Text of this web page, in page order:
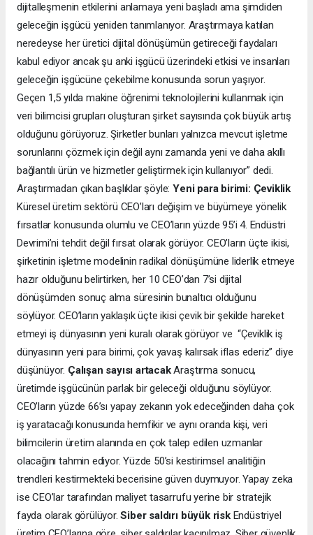
dijitalleşmenin etkilerini anlamaya yeni başladı ama şimdiden
geleceğin işgücü yeniden tanımlanıyor. Araştırmaya katılan
neredeyse her üretici dijital dönüşümün getireceği faydaları
kabul ediyor ancak şu anki işgücü üzerindeki etkisi ve insanları
geleceğin işgücüne çekebilme konusunda sorun yaşıyor.
Geçen 1,5 yılda makine öğrenimi teknolojilerini kullanmak için
veri bilimcisi grupları oluşturan şirket sayısında çok büyük artış
olduğunu görüyoruz. Şirketler bunları yalnızca mevcut işletme
sorunlarını çözmek için değil aynı zamanda yeni ve daha akıllı
bağlantılı ürün ve hizmetler geliştirmek için kullanıyor” dedi.
Araştırmadan çıkan başlıklar şöyle:Yeni para birimi: Çeviklik
Küresel üretim sektörü CEO’ları değişim ve büyümeye yönelik
fırsatlar konusunda olumlu ve CEO’ların yüzde 95’i 4. Endüstri
Devrimi’ni tehdit değil fırsat olarak görüyor. CEO’ların üçte ikisi,
şirketinin işletme modelinin radikal dönüşümüne liderlik etmeye
hazır olduğunu belirtirken, her 10 CEO’dan 7’si dijital
dönüşümden sonuç alma süresinin bunaltıcı olduğunu
söylüyor. CEO’ların yaklaşık üçte ikisi çevik bir şekilde hareket
etmeyi iş dünyasının yeni kuralı olarak görüyor ve “Çeviklik iş
dünyasının yeni para birimi, çok yavaş kalırsak iflas ederiz” diye
düşünüyor. Çalışan sayısı artacakAraştırma sonucu,
üretimde işgücünün parlak bir geleceği olduğunu söylüyor.
CEO’ların yüzde 66’sı yapay zekanın yok edeceğinden daha çok
iş yaratacağı konusunda hemfikir ve aynı oranda kişi, veri
bilimcilerin üretim alanında en çok talep edilen uzmanlar
olacağını tahmin ediyor. Yüzde 50’si kestirimsel analitiğin
trendleri kestirmekteki becerisine güven duymuyor. Yapay zeka
ise CEO’lar tarafından maliyet tasarrufu yerine bir stratejik
fayda olarak görülüyor.Siber saldırı büyük riskEndüstriyel